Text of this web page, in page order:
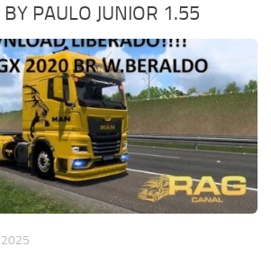
PAULO JUNIOR 1.55
2025